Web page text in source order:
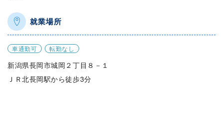
就業場所
車通勤可 転勤なし
新潟県長岡市城岡２丁目８－１
ＪＲ北長岡駅から徒歩3分